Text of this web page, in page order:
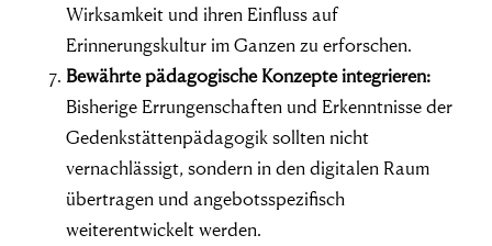
Wirksamkeit und ihren Einfluss auf
Erinnerungskultur im Ganzen zu erforschen.
Bewährte pädagogische Konzepte integrieren:
Bisherige Errungenschaften und Erkenntnisse der
Gedenkstättenpädagogik sollten nicht
vernachlässigt, sondern in den digitalen Raum
übertragen und angebotsspezifisch
weiterentwickelt werden.